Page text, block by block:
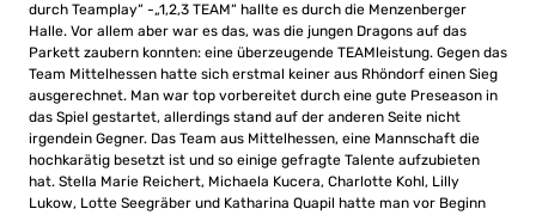
durch Teamplay“ -„1,2,3 TEAM“ hallte es durch die Menzenberger
Halle. Vor allem aber war es das, was die jungen Dragons auf das
Parkett zaubern konnten: eine überzeugende TEAMleistung. Gegen das
Team Mittelhessen hatte sich erstmal keiner aus Rhöndorf einen Sieg
ausgerechnet. Man war top vorbereitet durch eine gute Preseason in
das Spiel gestartet, allerdings stand auf der anderen Seite nicht
irgendein Gegner. Das Team aus Mittelhessen, eine Mannschaft die
hochkarätig besetzt ist und so einige gefragte Talente aufzubieten
hat. Stella Marie Reichert, Michaela Kucera, Charlotte Kohl, Lilly
Lukow, Lotte Seegräber und Katharina Quapil hatte man vor Beginn